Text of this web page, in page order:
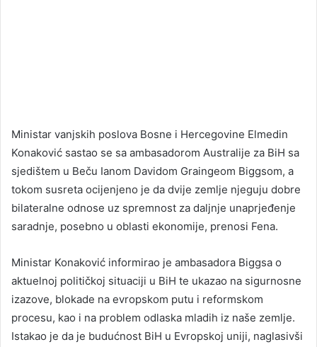
Ministar vanjskih poslova Bosne i Hercegovine Elmedin
Konaković sastao se sa ambasadorom Australije za BiH sa
sjedištem u Beču Ianom Davidom Graingeom Biggsom, a
tokom susreta ocijenjeno je da dvije zemlje njeguju dobre
bilateralne odnose uz spremnost za daljnje unaprjeđenje
saradnje, posebno u oblasti ekonomije, prenosi Fena.
Ministar Konaković informirao je ambasadora Biggsa o
aktuelnoj političkoj situaciji u BiH te ukazao na sigurnosne
izazove, blokade na evropskom putu i reformskom
procesu, kao i na problem odlaska mladih iz naše zemlje.
Istakao je da je budućnost BiH u Evropskoj uniji, naglasivši